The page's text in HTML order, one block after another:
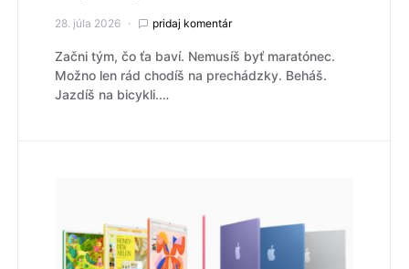
28. júla 2026 pridaj komentár
Začni tým, čo ťa baví. Nemusíš byť maratónec.
Možno len rád chodíš na prechádzky. Beháš.
Jazdíš na bicykli.…